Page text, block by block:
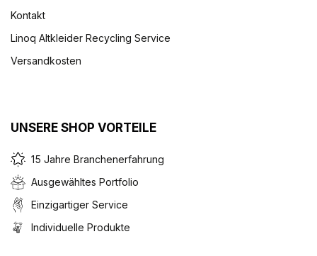
Kontakt
Linoq Altkleider Recycling Service
Versandkosten
UNSERE SHOP VORTEILE
15 Jahre Branchenerfahrung
Ausgewähltes Portfolio
Einzigartiger Service
Individuelle Produkte